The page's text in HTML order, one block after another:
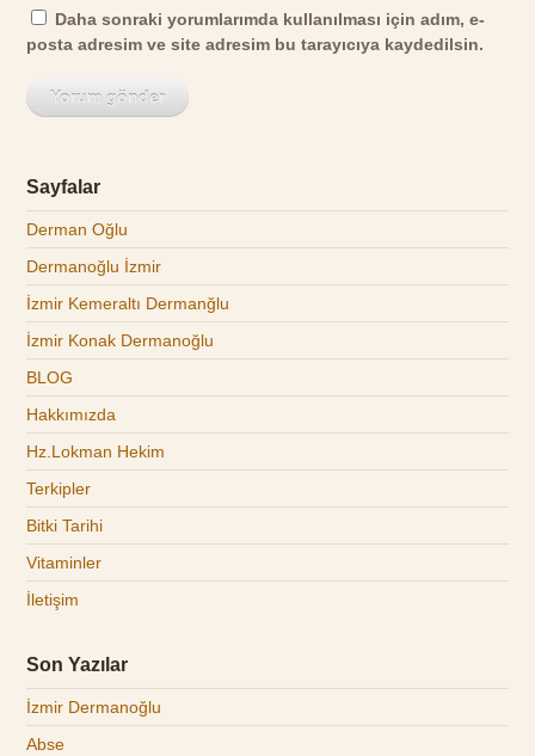
Daha sonraki yorumlarımda kullanılması için adım, e-
posta adresim ve site adresim bu tarayıcıya kaydedilsin.
Sayfalar
Derman Oğlu
Dermanoğlu İzmir
İzmir Kemeraltı Dermanğlu
İzmir Konak Dermanoğlu
BLOG
Hakkımızda
Hz.Lokman Hekim
Terkipler
Bitki Tarihi
Vitaminler
İletişim
Son Yazılar
İzmir Dermanoğlu
Abse